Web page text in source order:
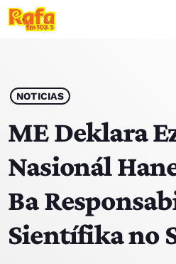
play_arrow OUVIR RAFA
HOME
NOTISIA
EKIPA
NOTICIAS
ME Deklara
Nasionál
Ba
Sientífika no